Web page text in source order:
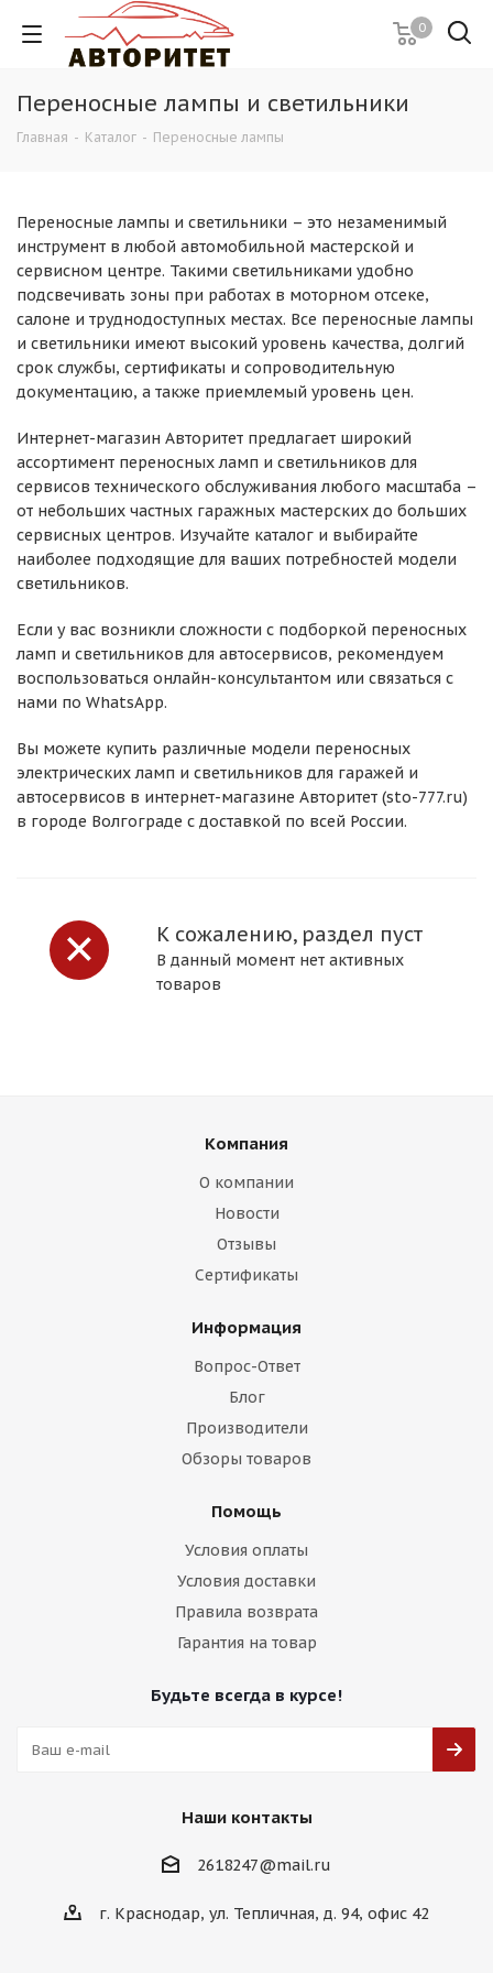
0
Переносные лампы и светильники
Главная - Каталог - Переносные лампы
Переносные лампы и светильники – это незаменимый
инструмент в любой автомобильной мастерской и
сервисном центре. Такими светильниками удобно
подсвечивать зоны при работах в моторном отсеке,
салоне и труднодоступных местах. Все переносные лампы
и светильники имеют высокий уровень качества, долгий
срок службы, сертификаты и сопроводительную
документацию, а также приемлемый уровень цен.
Интернет-магазин Авторитет предлагает широкий
ассортимент переносных ламп и светильников для
сервисов технического обслуживания любого масштаба –
от небольших частных гаражных мастерских до больших
сервисных центров. Изучайте каталог и выбирайте
наиболее подходящие для ваших потребностей модели
светильников.
Если у вас возникли сложности с подборкой переносных
ламп и светильников для автосервисов, рекомендуем
воспользоваться онлайн-консультантом или связаться с
нами по WhatsApp.
Вы можете купить различные модели переносных
электрических ламп и светильников для гаражей и
автосервисов в интернет-магазине Авторитет (sto-777.ru)
в городе Волгограде с доставкой по всей России.
К сожалению, раздел пуст
В данный момент нет активных
товаров
Компания
О компании
Новости
Отзывы
Сертификаты
Информация
Вопрос-Ответ
Блог
Производители
Обзоры товаров
Помощь
Условия оплаты
Условия доставки
Правила возврата
Гарантия на товар
Будьте всегда в курсе!
Наши контакты
2618247@mail.ru
г. Краснодар, ул. Тепличная, д. 94, офис 42